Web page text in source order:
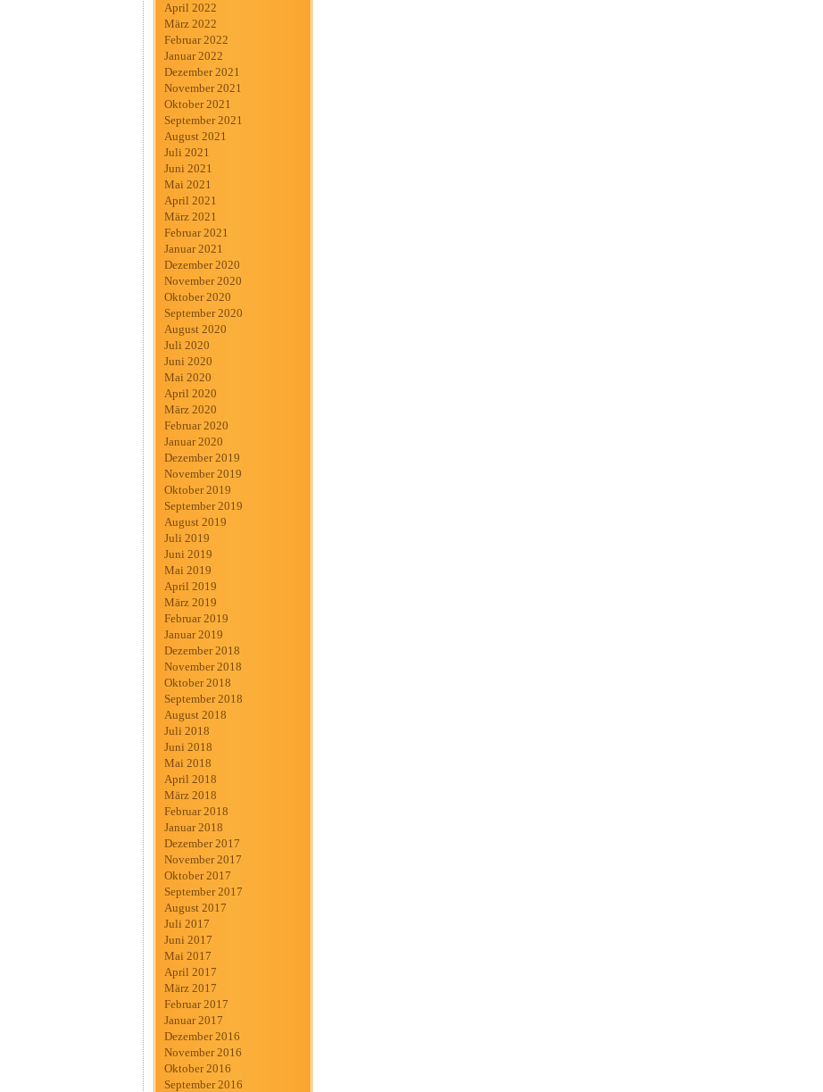
April 2022
März 2022
Februar 2022
Januar 2022
Dezember 2021
November 2021
Oktober 2021
September 2021
August 2021
Juli 2021
Juni 2021
Mai 2021
April 2021
März 2021
Februar 2021
Januar 2021
Dezember 2020
November 2020
Oktober 2020
September 2020
August 2020
Juli 2020
Juni 2020
Mai 2020
April 2020
März 2020
Februar 2020
Januar 2020
Dezember 2019
November 2019
Oktober 2019
September 2019
August 2019
Juli 2019
Juni 2019
Mai 2019
April 2019
März 2019
Februar 2019
Januar 2019
Dezember 2018
November 2018
Oktober 2018
September 2018
August 2018
Juli 2018
Juni 2018
Mai 2018
April 2018
März 2018
Februar 2018
Januar 2018
Dezember 2017
November 2017
Oktober 2017
September 2017
August 2017
Juli 2017
Juni 2017
Mai 2017
April 2017
März 2017
Februar 2017
Januar 2017
Dezember 2016
November 2016
Oktober 2016
September 2016